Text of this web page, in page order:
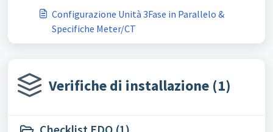
Configurazione Unità 3Fase in Parallelo &
Specifiche Meter/CT
Verifiche di installazione (1)